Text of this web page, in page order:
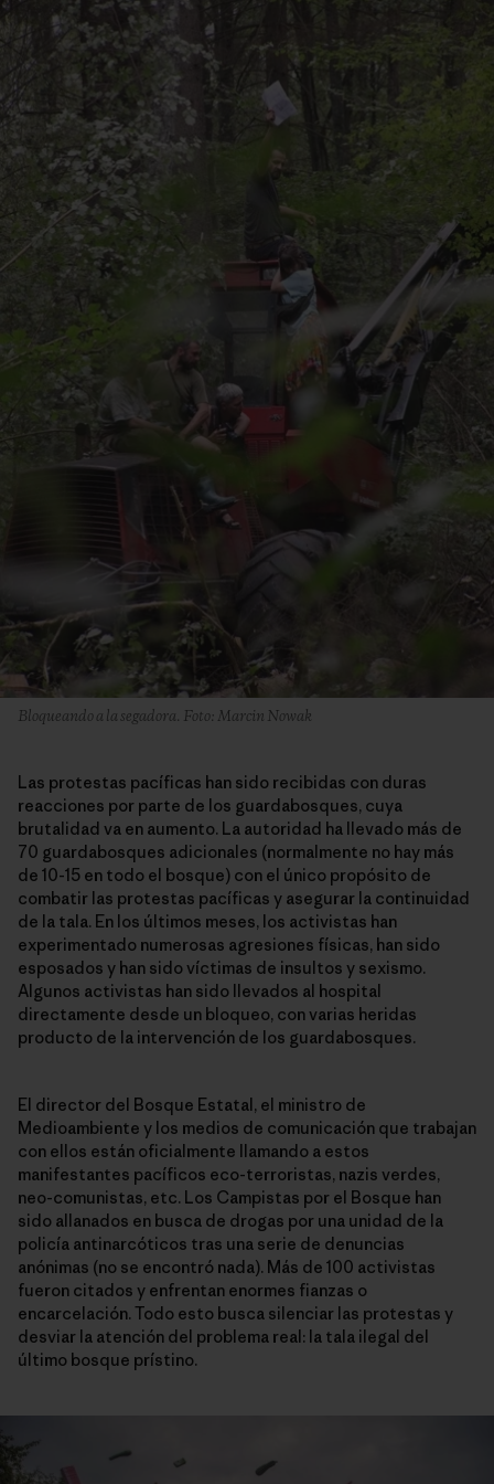
Bloqueando a la segadora. Foto: Marcin Nowak
Las protestas pacíficas han sido recibidas con duras
reacciones por parte de los guardabosques, cuya
brutalidad va en aumento. La autoridad ha llevado más de
70 guardabosques adicionales (normalmente no hay más
de 10-15 en todo el bosque) con el único propósito de
combatir las protestas pacíficas y asegurar la continuidad
de la tala. En los últimos meses, los activistas han
experimentado numerosas agresiones físicas, han sido
esposados y han sido víctimas de insultos y sexismo.
Algunos activistas han sido llevados al hospital
directamente desde un bloqueo, con varias heridas
producto de la intervención de los guardabosques.
El director del Bosque Estatal, el ministro de
Medioambiente y los medios de comunicación que trabajan
con ellos están oficialmente llamando a estos
manifestantes pacíficos eco-terroristas, nazis verdes,
neo-comunistas, etc. Los Campistas por el Bosque han
sido allanados en busca de drogas por una unidad de la
policía antinarcóticos tras una serie de denuncias
anónimas (no se encontró nada). Más de 100 activistas
fueron citados y enfrentan enormes fianzas o
encarcelación. Todo esto busca silenciar las protestas y
desviar la atención del problema real: la tala ilegal del
último bosque prístino.